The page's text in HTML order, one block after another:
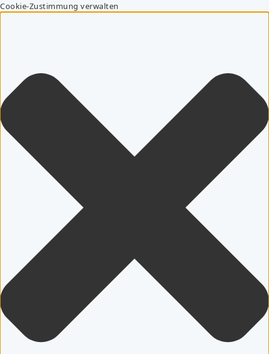
Cookie-Zustimmung verwalten